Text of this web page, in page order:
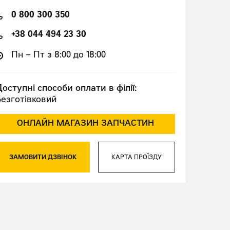
0 800 300 350
+38 044 494 23 30
Пн – Пт з 8:00 до 18:00
способи оплати в філії:
ОНЛАЙН МАГАЗИН ЗАПЧАСТИН
ЗАМОВИТИ ДЗВІНОК КАРТА ПРОЇЗДУ